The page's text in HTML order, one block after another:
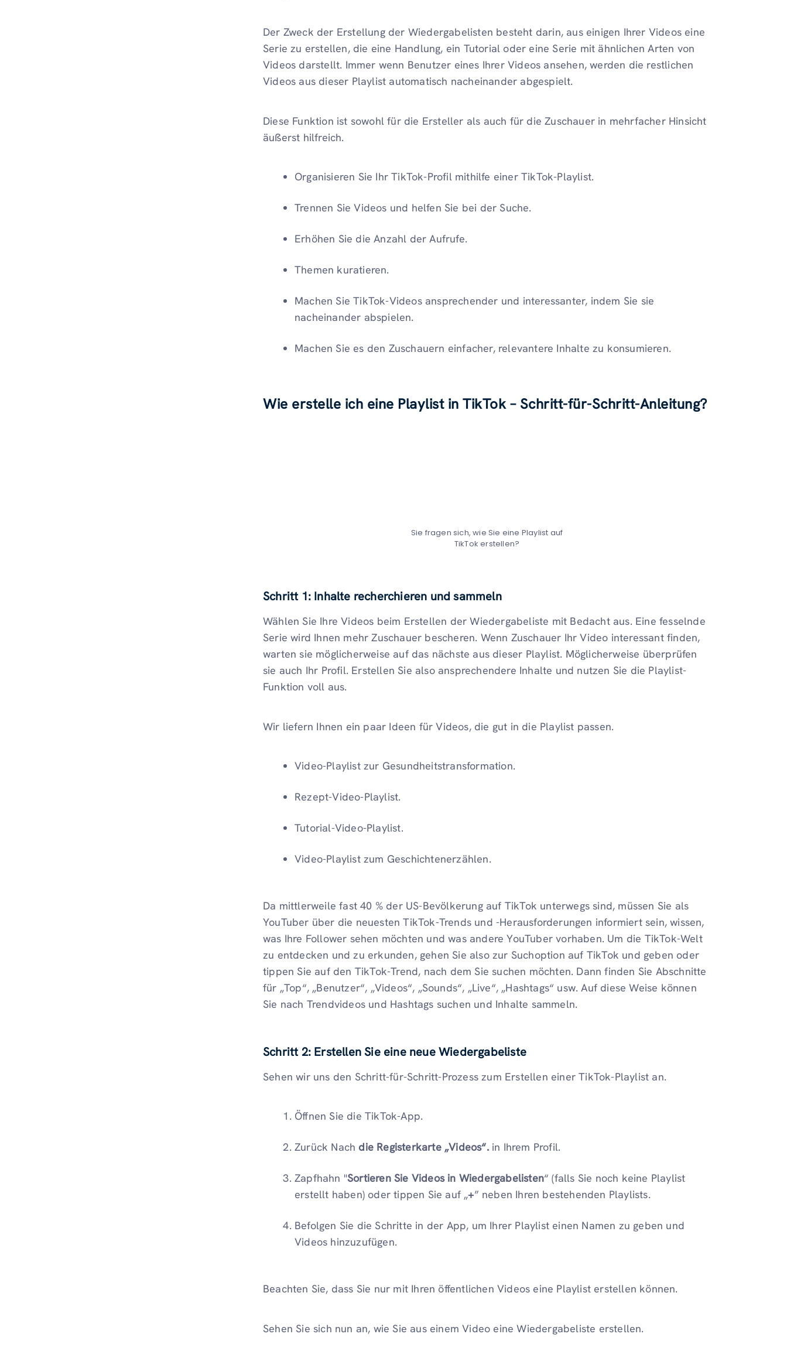
Der Zweck der Erstellung der Wiedergabelisten besteht darin, aus einigen Ihrer Videos eine
Serie zu erstellen, die eine Handlung, ein Tutorial oder eine Serie mit ähnlichen Arten von
Videos darstellt. Immer wenn Benutzer eines Ihrer Videos ansehen, werden die restlichen
Videos aus dieser Playlist automatisch nacheinander abgespielt.
Diese Funktion ist sowohl für die Ersteller als auch für die Zuschauer in mehrfacher Hinsicht
äußerst hilfreich.
Organisieren Sie Ihr TikTok-Profil mithilfe einer TikTok-Playlist.
Trennen Sie Videos und helfen Sie bei der Suche.
Erhöhen Sie die Anzahl der Aufrufe.
Themen kuratieren.
Machen Sie TikTok-Videos ansprechender und interessanter, indem Sie sie
nacheinander abspielen.
Machen Sie es den Zuschauern einfacher, relevantere Inhalte zu konsumieren.
Wie erstelle ich eine Playlist in TikTok – Schritt-für-Schritt-Anleitung?
Sie fragen sich, wie Sie eine Playlist auf
TikTok erstellen?
Schritt 1: Inhalte recherchieren und sammeln
Wählen Sie Ihre Videos beim Erstellen der Wiedergabeliste mit Bedacht aus. Eine fesselnde
Serie wird Ihnen mehr Zuschauer bescheren. Wenn Zuschauer Ihr Video interessant finden,
warten sie möglicherweise auf das nächste aus dieser Playlist. Möglicherweise überprüfen
sie auch Ihr Profil. Erstellen Sie also ansprechendere Inhalte und nutzen Sie die Playlist-
Funktion voll aus.
Wir liefern Ihnen ein paar Ideen für Videos, die gut in die Playlist passen.
Video-Playlist zur Gesundheitstransformation.
Rezept-Video-Playlist.
Tutorial-Video-Playlist.
Video-Playlist zum Geschichtenerzählen.
Da mittlerweile fast 40 % der US-Bevölkerung auf TikTok unterwegs sind, müssen Sie als
YouTuber über die neuesten TikTok-Trends und -Herausforderungen informiert sein, wissen,
was Ihre Follower sehen möchten und was andere YouTuber vorhaben. Um die TikTok-Welt
zu entdecken und zu erkunden, gehen Sie also zur Suchoption auf TikTok und geben oder
tippen Sie auf den TikTok-Trend, nach dem Sie suchen möchten. Dann finden Sie Abschnitte
für „Top“, „Benutzer“, „Videos“, „Sounds“, „Live“, „Hashtags“ usw. Auf diese Weise können
Sie nach Trendvideos und Hashtags suchen und Inhalte sammeln.
Schritt 2: Erstellen Sie eine neue Wiedergabeliste
Sehen wir uns den Schritt-für-Schritt-Prozess zum Erstellen einer TikTok-Playlist an.
Öffnen Sie die TikTok-App.
Zurück Nach die Registerkarte „Videos“.in Ihrem Profil.
Zapfhahn "Sortieren Sie Videos in Wiedergabelisten“ (falls Sie noch keine Playlist
erstellt haben) oder tippen Sie auf „+” neben Ihren bestehenden Playlists.
Befolgen Sie die Schritte in der App, um Ihrer Playlist einen Namen zu geben und
Videos hinzuzufügen.
Beachten Sie, dass Sie nur mit Ihren öffentlichen Videos eine Playlist erstellen können.
Sehen Sie sich nun an, wie Sie aus einem Video eine Wiedergabeliste erstellen.